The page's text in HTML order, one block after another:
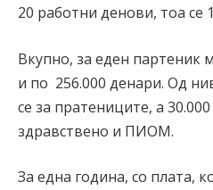
20 работни денови, тоа се
Вкупно, за еден партеник
и по 256.000 денари. Од
се за пратениците, а
здравствено и ПИОМ.
За една година, со плата,